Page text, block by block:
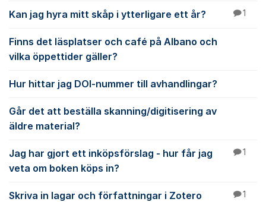
Kan jag hyra mitt skåp i ytterligare ett år? 1
Finns det läsplatser och café på Albano och
vilka öppettider gäller?
Hur hittar jag DOI-nummer till avhandlingar?
Går det att beställa skanning/digitisering av
äldre material?
Jag har gjort ett inköpsförslag - hur får jag
veta om boken köps in?
1
Skriva in lagar och författningar i Zotero 1